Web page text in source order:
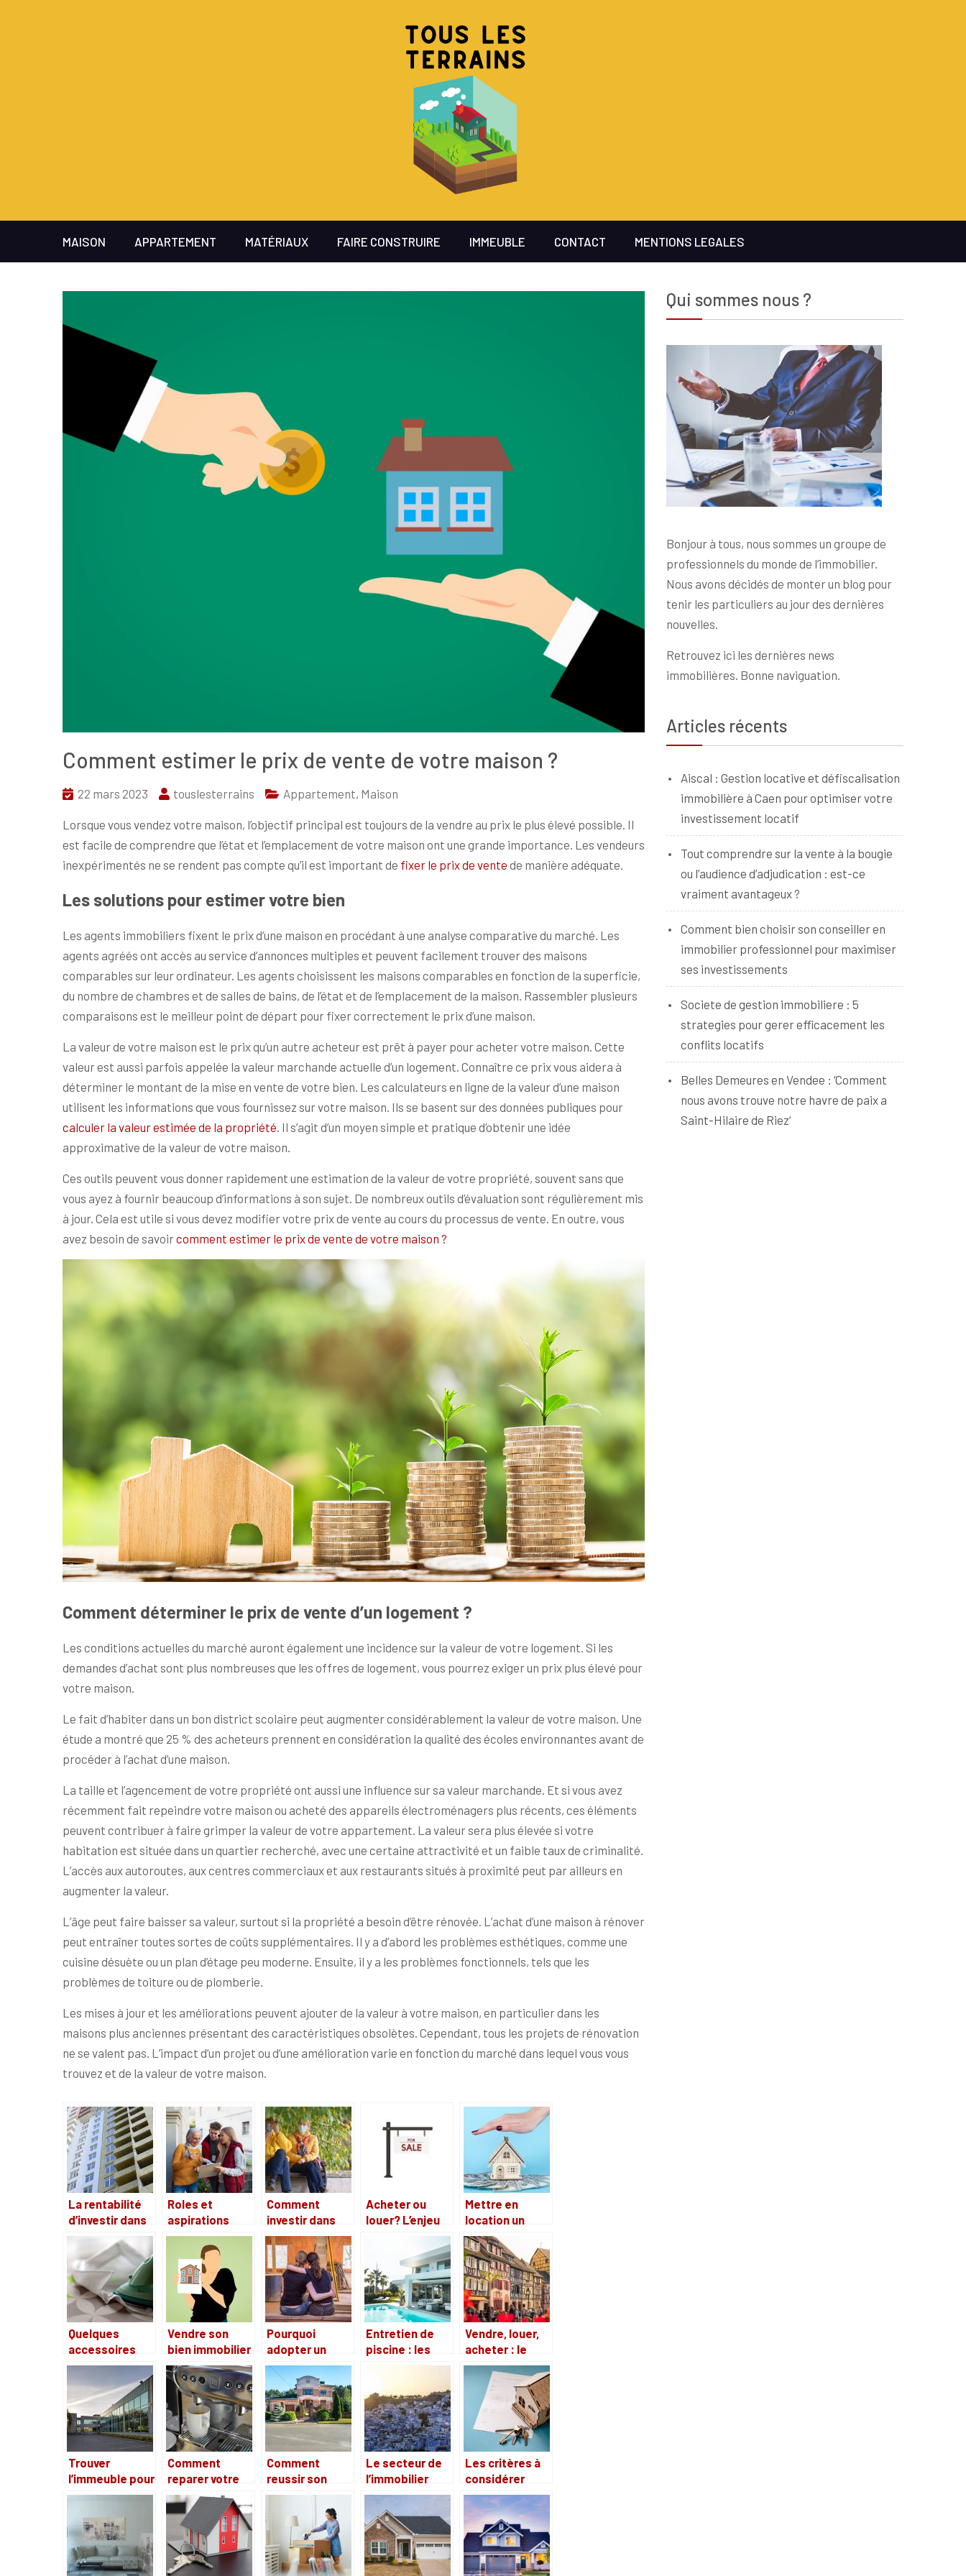
MAISON APPARTEMENT MATÉRIAUX FAIRE CONSTRUIRE IMMEUBLE CONTACT MENTIONS LEGALES
Comment estimer le prix de vente de votre maison ?
22 mars 2023 touslesterrains Appartement, Maison
Lorsque vous vendez votre maison, l’objectif principal est toujours de la vendre au prix le plus élevé possible. Il
est facile de comprendre que l’état et l’emplacement de votre maison ont une grande importance. Les vendeurs
inexpérimentés ne se rendent pas compte qu’il est important de fixer le prix de vente de manière adéquate.
Les solutions pour estimer votre bien
Les agents immobiliers fixent le prix d’une maison en procédant à une analyse comparative du marché. Les
agents agréés ont accès au service d’annonces multiples et peuvent facilement trouver des maisons
comparables sur leur ordinateur. Les agents choisissent les maisons comparables en fonction de la superficie,
du nombre de chambres et de salles de bains, de l’état et de l’emplacement de la maison. Rassembler plusieurs
comparaisons est le meilleur point de départ pour fixer correctement le prix d’une maison.
La valeur de votre maison est le prix qu’un autre acheteur est prêt à payer pour acheter votre maison. Cette
valeur est aussi parfois appelée la valeur marchande actuelle d’un logement. Connaître ce prix vous aidera à
déterminer le montant de la mise en vente de votre bien. Les calculateurs en ligne de la valeur d’une maison
utilisent les informations que vous fournissez sur votre maison. Ils se basent sur des données publiques pour
calculer la valeur estimée de la propriété . Il s’agit d’un moyen simple et pratique d’obtenir une idée
approximative de la valeur de votre maison.
Ces outils peuvent vous donner rapidement une estimation de la valeur de votre propriété, souvent sans que
vous ayez à fournir beaucoup d’informations à son sujet. De nombreux outils d’évaluation sont régulièrement mis
à jour. Cela est utile si vous devez modifier votre prix de vente au cours du processus de vente. En outre, vous
avez besoin de savoircomment estimer le prix de vente de votre maison ?
Comment déterminer le prix de vente d’un logement ?
Les conditions actuelles du marché auront également une incidence sur la valeur de votre logement. Si les
demandes d’achat sont plus nombreuses que les offres de logement, vous pourrez exiger un prix plus élevé pour
votre maison.
Le fait d’habiter dans un bon district scolaire peut augmenter considérablement la valeur de votre maison. Une
étude a montré que 25 % des acheteurs prennent en considération la qualité des écoles environnantes avant de
procéder à l’achat d’une maison.
La taille et l’agencement de votre propriété ont aussi une influence sur sa valeur marchande. Et si vous avez
récemment fait repeindre votre maison ou acheté des appareils électroménagers plus récents, ces éléments
peuvent contribuer à faire grimper la valeur de votre appartement. La valeur sera plus élevée si votre
habitation est située dans un quartier recherché, avec une certaine attractivité et un faible taux de criminalité.
L’accès aux autoroutes, aux centres commerciaux et aux restaurants situés à proximité peut par ailleurs en
augmenter la valeur.
L’âge peut faire baisser sa valeur, surtout si la propriété a besoin d’être rénovée. L’achat d’une maison à rénover
peut entraîner toutes sortes de coûts supplémentaires. Il y a d’abord les problèmes esthétiques, comme une
cuisine désuète ou un plan d’étage peu moderne. Ensuite, il y a les problèmes fonctionnels, tels que les
problèmes de toiture ou de plomberie.
Les mises à jour et les améliorations peuvent ajouter de la valeur à votre maison, en particulier dans les
maisons plus anciennes présentant des caractéristiques obsolètes. Cependant, tous les projets de rénovation
ne se valent pas. L’impact d’un projet ou d’une amélioration varie en fonction du marché dans lequel vous vous
trouvez et de la valeur de votre maison.
La rentabilité
d’investir dans
l’immobilier en
2021
Roles et
aspirations
d’une
association de
defense des
locataires : que
retenir ?
Comment
investir dans
une maison de
retraite
Acheter ou
louer? L’enjeu
des panneaux
immobiliers
Mettre en
location un
appartement,
ça se passe
comment ?
Quelques
accessoires
indispensables
de maison
Vendre son
bien immobilier
sans
tracasserie,
c’est possible
chez AQUIZIO
Pourquoi
adopter un
plancher
chauffant
hydraulique
pour sa maison
?
Entretien de
piscine : les
produits
(chlore, sel,
brome)
Vendre, louer,
acheter : le
choix de votre
agence
immobilière
Trouver
l’immeuble pour
le local de vos
professionnel
Comment
reparer votre
machine a
cafe ?
Comment
reussir son
projet
immobilier?
Le secteur de
l’immobilier
dans les pays
du Maghreb,
quels sont les
avantages
d’investir dans
ce secteur ?
Les critères à
considérer
pour trouver un
meilleur
appartement à
vendre
Qui sommes nous ?
Bonjour à tous, nous sommes un groupe de
professionnels du monde de l’immobilier.
Nous avons décidés de monter un blog pour
tenir les particuliers au jour des dernières
nouvelles.
Retrouvez ici les dernières news
immobilières. Bonne naviguation.
Articles récents
Aiscal : Gestion locative et défiscalisation
immobilière à Caen pour optimiser votre
investissement locatif
Tout comprendre sur la vente à la bougie
ou l’audience d’adjudication : est-ce
vraiment avantageux ?
Comment bien choisir son conseiller en
immobilier professionnel pour maximiser
ses investissements
Societe de gestion immobiliere : 5
strategies pour gerer efficacement les
conflits locatifs
Belles Demeures en Vendee : ‘Comment
nous avons trouve notre havre de paix a
Saint-Hilaire de Riez’